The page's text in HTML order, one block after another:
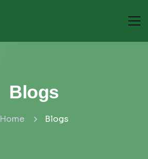
Blogs
Home Blogs